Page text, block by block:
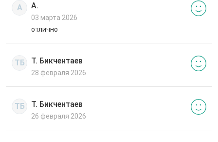
А А.
03 марта 2026
отлично
ТБ Т. Бикчентаев
28 февраля 2026
ТБ Т. Бикчентаев
26 февраля 2026